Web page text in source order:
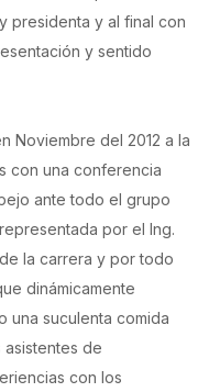
presidenta y al final con
y sentido
Noviembre del 2012 a la
con una conferencia
ante todo el grupo
por el Ing.
la carrera y por todo
dinámicamente
una suculenta comida
de
con los